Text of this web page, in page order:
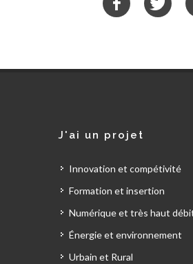
J'ai un projet
Innovation et compétivité
Formation et insertion
Numérique et très haut
Énergie et environnement
Urbain et Rural